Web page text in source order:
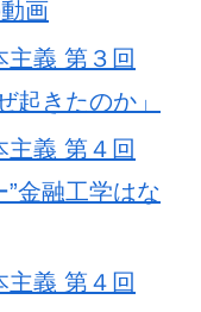
画
主義 第３回
起きたのか」
主義 第４回
”金融工学はな
主義 第４回